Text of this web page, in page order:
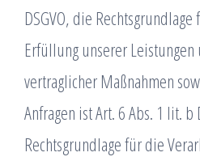
DSGVO, die
Erfüllung unserer
vertraglicher Maßnahmen
Anfragen ist Art. 6 Abs. 1 lit. b
Rechtsgrundlage für die